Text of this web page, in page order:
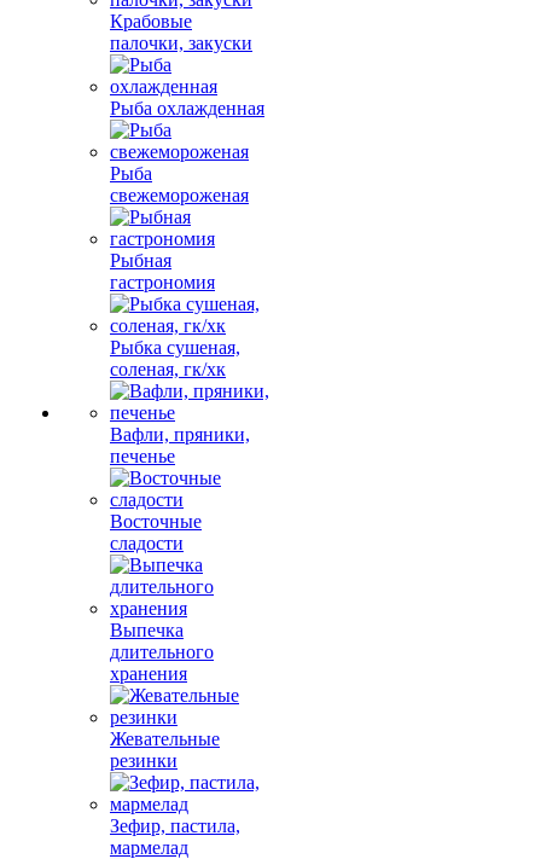
Крабовые
палочки, закуски
Рыба охлажденная
Рыба
свежемороженая
Рыбная
гастрономия
Рыбка сушеная,
соленая, гк/хк
Вафли, пряники,
печенье
Восточные
сладости
Выпечка
длительного
хранения
Жевательные
резинки
Зефир, пастила,
мармелад